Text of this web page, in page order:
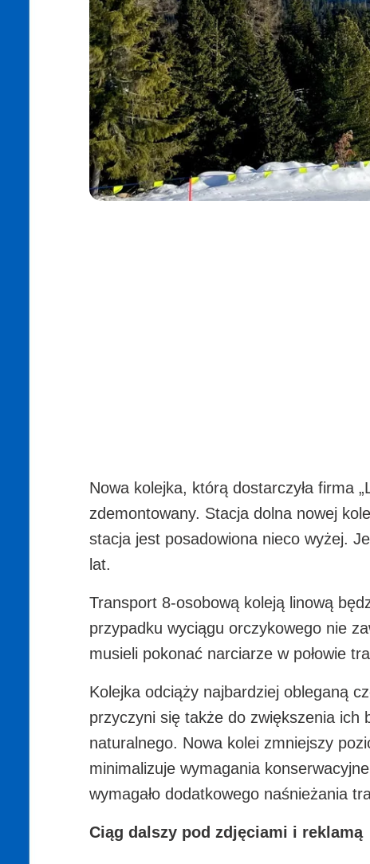
Nowa kolejka, którą dostarczyła firma
zdemontowany. Stacja dolna nowej
stacja jest posadowiona nieco wyżej.
lat.
Transport 8-osobową koleją linową
przypadku wyciągu orczykowego nie
musieli pokonać narciarze w połowie
Kolejka odciąży najbardziej obleganą
przyczyni się także do zwiększenia ich
naturalnego. Nowa kolei zmniejszy
minimalizuje wymagania
wymagało dodatkowego naśnieżania
Ciąg dalszy pod zdjęciami i reklamą